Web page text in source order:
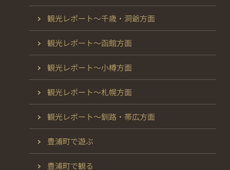
観光レポート～千歳・洞爺方面
観光レポート～函館方面
観光レポート～小樽方面
観光レポート～札幌方面
観光レポート～釧路・帯広方面
豊浦町で遊ぶ
豊浦町で観る